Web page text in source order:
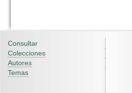
Consultar
Colecciones
Autores
Temas